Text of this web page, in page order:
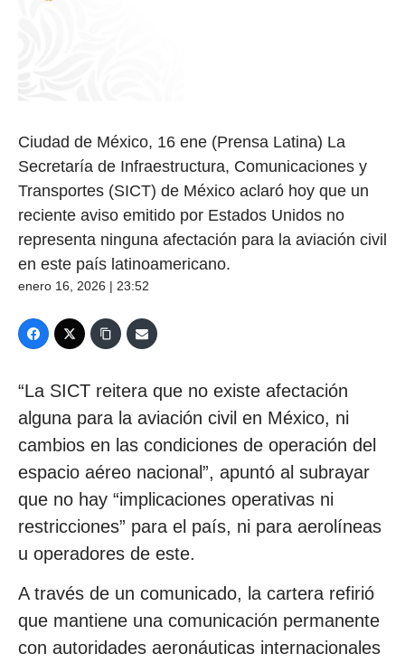
Ciudad de México, 16 ene (Prensa Latina) La
Secretaría de Infraestructura, Comunicaciones y
Transportes (SICT) de México aclaró hoy que un
reciente aviso emitido por Estados Unidos no
representa ninguna afectación para la aviación civil
en este país latinoamericano.
enero 16, 2026 | 23:52
“La SICT reitera que no existe afectación
alguna para la aviación civil en México, ni
cambios en las condiciones de operación del
espacio aéreo nacional”, apuntó al subrayar
que no hay “implicaciones operativas ni
restricciones” para el país, ni para aerolíneas
u operadores de este.
A través de un comunicado, la cartera refirió
que mantiene una comunicación permanente
con autoridades aeronáuticas internacionales